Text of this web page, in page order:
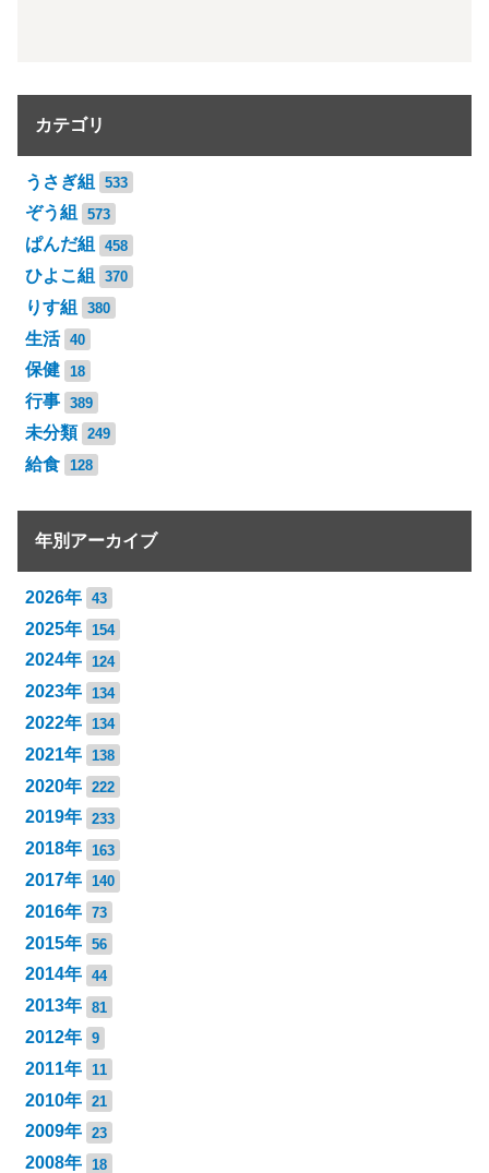
カテゴリ
うさぎ組 533
ぞう組 573
ぱんだ組 458
ひよこ組 370
りす組 380
生活 40
保健 18
行事 389
未分類 249
給食 128
年別アーカイブ
2026年 43
2025年 154
2024年 124
2023年 134
2022年 134
2021年 138
2020年 222
2019年 233
2018年 163
2017年 140
2016年 73
2015年 56
2014年 44
2013年 81
2012年 9
2011年 11
2010年 21
2009年 23
2008年 18